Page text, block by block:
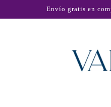
Envío gratis en